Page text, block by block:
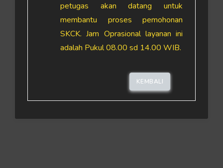
petugas akan datang untuk
membantu proses pemohonan
SKCK. Jam Oprasional layanan ini
adalah Pukul 08.00 sd 14.00 WIB.
KEMBALI